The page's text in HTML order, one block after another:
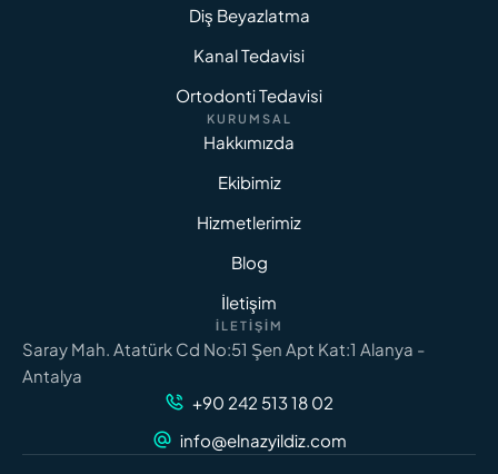
Diş Beyazlatma
Kanal Tedavisi
Ortodonti Tedavisi
KURUMSAL
Hakkımızda
Ekibimiz
Hizmetlerimiz
Blog
İletişim
İLETIŞIM
Saray Mah. Atatürk Cd No:51 Şen Apt Kat:1 Alanya -
Antalya
+90 242 513 18 02
info@elnazyildiz.com